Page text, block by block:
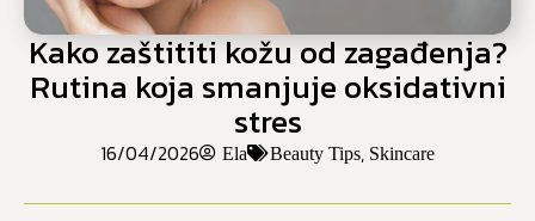
Kako zaštititi kožu od zagađenja?
Rutina koja smanjuje oksidativni
stres
16/04/2026 Ela Beauty Tips, Skincare